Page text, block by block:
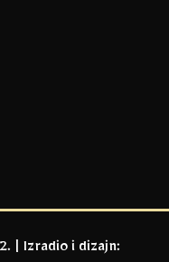
| Izradio i dizajn: